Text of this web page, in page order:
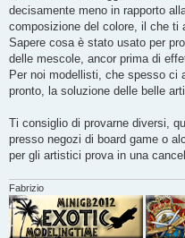
decisamente meno in rapporto
composizione del colore, il che ti
Sapere cosa è stato usato per
delle mescole, ancor prima di
Per noi modellisti, che spesso ci
pronto, la soluzione delle belle
Ti consiglio di provarne diversi,
presso negozi di board game o
per gli artistici prova in una
Fabrizio